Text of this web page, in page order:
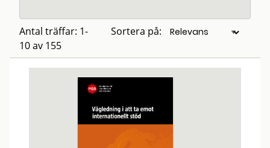
Antal träffar: 1-
10 av 155
Sortera på: